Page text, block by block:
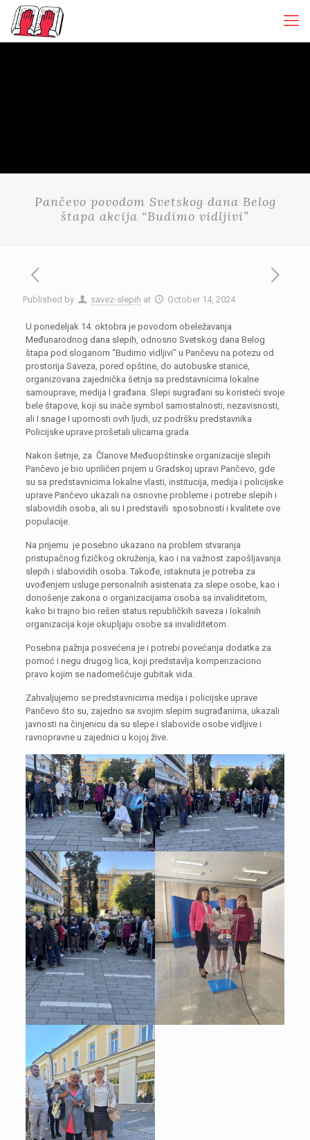
Pančevo povodom Svetskog dana Belog
štapa akcija “Budimo vidljivi”
Published by savez-slepih at October 14, 2024
U ponedeljak 14. oktobra je povodom obeležavanja
Međunarodnog dana slepih, odnosno Svetskog dana Belog
štapa pod sloganom “Budimo vidljivi” u Pančevu na potezu od
prostorija Saveza, pored opštine, do autobuske stanice,
organizovana zajednička šetnja sa predstavnicima lokalne
samouprave, medija I građana. Slepi sugrađani su koristeći svoje
bele štapove, koji su inače symbol samostalnosti, nezavisnosti,
ali I snage I upornosti ovih ljudi, uz podršku predstavnika
Policijske uprave prošetali ulicama grada.
Nakon šetnje, za Članove Međuopštinske organizacije slepih
Pančevo je bio upriličen prijem u Gradskoj upravi Pančevo, gde
su sa predstavnicima lokalne vlasti, institucija, medija i policijske
uprave Pančevo ukazali na osnovne probleme i potrebe slepih i
slabovidih osoba, ali su I predstavili sposobnosti i kvalitete ove
populacije.
Na prijemu je posebno ukazano na problem stvaranja
pristupačnog fizičkog okruženja, kao i na važnost zapošljavanja
slepih i slabovidih osoba. Takođe, istaknuta je potreba za
uvođenjem usluge personalnih asistenata za slepe osobe, kao i
donošenje zakona o organizacijama osoba sa invaliditetom,
kako bi trajno bio rešen status republičkih saveza i lokalnih
organizacija koje okupljaju osobe sa invaliditetom.
Posebna pažnja posvećena je i potrebi povećanja dodatka za
pomoć i negu drugog lica, koji predstavlja kompenzaciono
pravo kojim se nadomešćuje gubitak vida.
Zahvaljujemo se predstavnicima medija i policijske uprave
Pančevo što su, zajedno sa svojim slepim sugrađanima, ukazali
javnosti na činjenicu da su slepe i slabovide osobe vidljive i
ravnopravne u zajednici u kojoj žive.